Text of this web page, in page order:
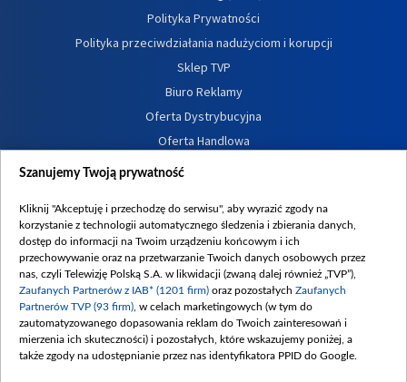
Polityka Prywatności
Polityka przeciwdziałania nadużyciom i korupcji
Sklep TVP
Biuro Reklamy
Oferta Dystrybucyjna
Oferta Handlowa
Dostępność
Procedura zgłoszeń wewnętrznych
Szanujemy Twoją prywatność
Kliknij "Akceptuję i przechodzę do serwisu", aby wyrazić zgody na
korzystanie z technologii automatycznego śledzenia i zbierania danych,
dostęp do informacji na Twoim urządzeniu końcowym i ich
przechowywanie oraz na przetwarzanie Twoich danych osobowych przez
nas, czyli Telewizję Polską S.A. w likwidacji (zwaną dalej również „TVP”),
Zaufanych Partnerów z IAB* (1201 firm) oraz pozostałych Zaufanych
Partnerów TVP (93 firm) , w celach marketingowych (w tym do
zautomatyzowanego dopasowania reklam do Twoich zainteresowań i
mierzenia ich skuteczności) i pozostałych, które wskazujemy poniżej, a
także zgody na udostępnianie przez nas identyfikatora PPID do Google.